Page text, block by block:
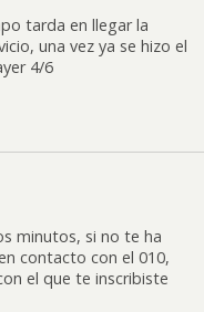
tarda en llegar la
una vez ya se hizo el
4/6
minutos, si no te ha
contacto con el 010,
el que te inscribiste